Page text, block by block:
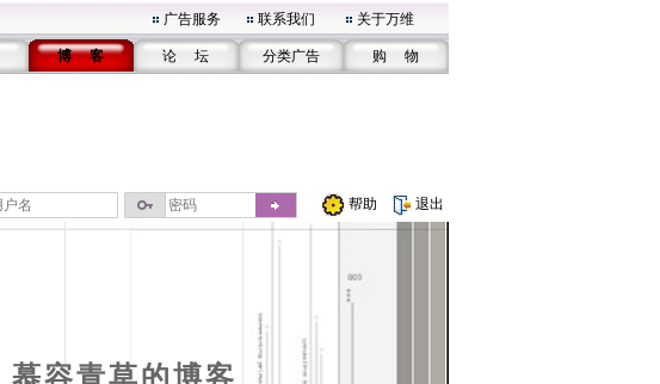
广告服务 联系我们 关于万维
博 客 论 坛 分类广告 购 物
帮助 退出
慕容青草的博客